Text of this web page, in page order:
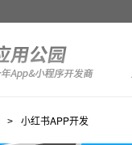
> 小红书APP开发